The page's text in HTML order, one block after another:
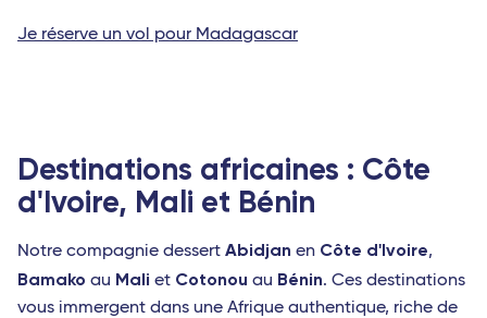
Je réserve un vol pour Madagascar
Destinations africaines : Côte
d'Ivoire, Mali et Bénin
Notre compagnie dessert Abidjan en Côte d'Ivoire,
Bamako au Mali et Cotonou au Bénin. Ces destinations
vous immergent dans une Afrique authentique, riche de